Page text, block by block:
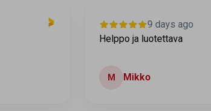
9 days ago
Helppo ja luotettava
M Mikko